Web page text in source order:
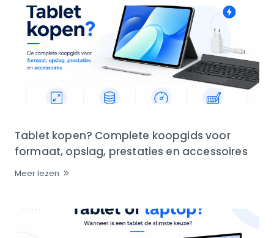
Tablet kopen? Complete koopgids voor
formaat, opslag, prestaties en accessoires
Meer lezen